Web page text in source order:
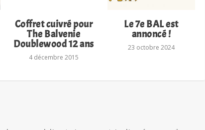
Coffret cuivré pour
The Balvenie
Doublewood 12 ans
4 décembre 2015
Le 7e BAL est
annoncé !
23 octobre 2024